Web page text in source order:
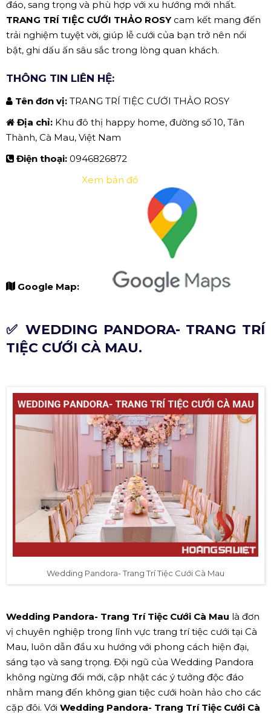
đáo, sang trọng và phù hợp với xu hướng mới nhất.
TRANG TRÍ TIỆC CƯỚI THẢO ROSYcam kết mang đến
trải nghiệm tuyệt vời, giúp lễ cưới của bạn trở nên nổi
bật, ghi dấu ấn sâu sắc trong lòng quan khách.
THÔNG TIN LIÊN HỆ:
Tên đơn vị: TRANG TRÍ TIỆC CƯỚI THẢO ROSY
Địa chỉ: Khu đô thị happy home, đường số 10, Tân
Thành, Cà Mau, Việt Nam
Điện thoại: 0946826872
Google Map:
Xem bản đồ
✅ WEDDING PANDORA- TRANG TRÍ
TIỆC CƯỚI CÀ MAU.
Wedding Pandora- Trang Trí Tiệc Cưới Cà Mau
Wedding Pandora- Trang Trí Tiệc Cưới Cà Mau là đơn
vị chuyên nghiệp trong lĩnh vực trang trí tiệc cưới tại Cà
Mau, luôn dẫn đầu xu hướng với phong cách hiện đại,
sáng tạo và sang trọng. Đội ngũ của Wedding Pandora
không ngừng đổi mới, cập nhật các ý tưởng độc đáo
nhằm mang đến không gian tiệc cưới hoàn hảo cho các
cặp đôi. Với Wedding Pandora- Trang Trí Tiệc Cưới Cà